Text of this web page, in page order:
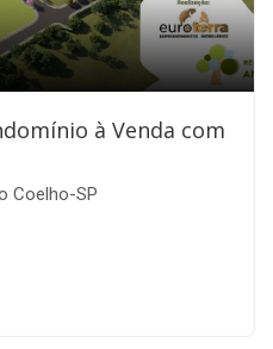
à Venda com
Coelho-SP